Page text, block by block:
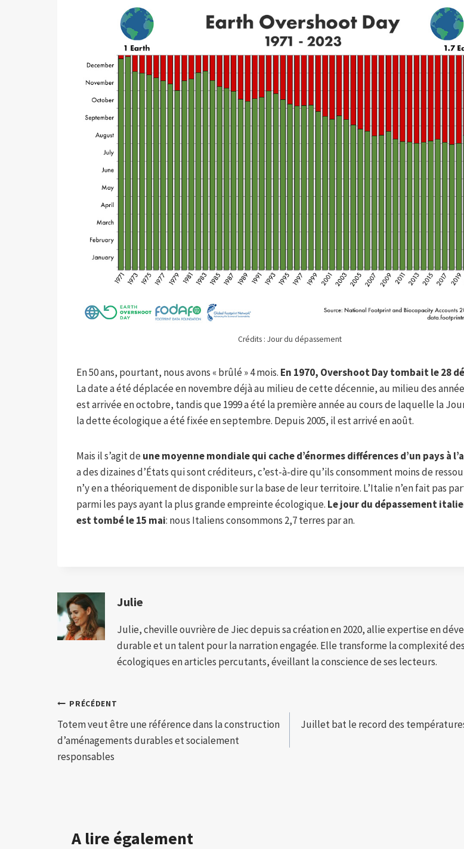
Crédits : Jour du dépassement
En 50 ans, pourtant, nous avons « brûlé » 4 mois. En 1970, Overshoot Day tombait le 28
La date a été déplacée en novembre déjà au milieu de cette décennie, au milieu des
est arrivée en octobre, tandis que 1999 a été la première année au cours de laquelle la
la dette écologique a été fixée en septembre. Depuis 2005, il est arrivé en août.
Mais il s’agit de une moyenne mondiale qui cache d’énormes différences d’un pays à
a des dizaines d’États qui sont créditeurs, c’est-à-dire qu’ils consomment moins de
n’y en a théoriquement de disponible sur la base de leur territoire. L’Italie n’en fait pas
parmi les pays ayant la plus grande empreinte écologique. Le jour du dépassement
est tombé le 15 mai: nous Italiens consommons 2,7 terres par an.
Julie
Julie, cheville ouvrière de Jiec depuis sa création en 2020, allie expertise en
durable et un talent pour la narration engagée. Elle transforme la complexité
écologiques en articles percutants, éveillant la conscience de ses lecteurs.
Navigation
de
l’article
PRÉCÉDENT
Totem veut être une référence dans la construction
d’aménagements durables et socialement
responsables
Juillet bat le record des
A lire également